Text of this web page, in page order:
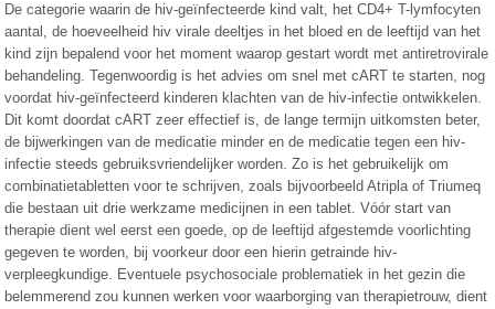
De categorie waarin de hiv-geïnfecteerde kind valt, het CD4+ T-lymfocyten
aantal, de hoeveelheid hiv virale deeltjes in het bloed en de leeftijd van het
kind zijn bepalend voor het moment waarop gestart wordt met antiretrovirale
behandeling. Tegenwoordig is het advies om snel met cART te starten, nog
voordat hiv-geïnfecteerd kinderen klachten van de hiv-infectie ontwikkelen.
Dit komt doordat cART zeer effectief is, de lange termijn uitkomsten beter,
de bijwerkingen van de medicatie minder en de medicatie tegen een hiv-
infectie steeds gebruiksvriendelijker worden. Zo is het gebruikelijk om
combinatietabletten voor te schrijven, zoals bijvoorbeeld Atripla of Triumeq
die bestaan uit drie werkzame medicijnen in een tablet. Vóór start van
therapie dient wel eerst een goede, op de leeftijd afgestemde voorlichting
gegeven te worden, bij voorkeur door een hierin getrainde hiv-
verpleegkundige. Eventuele psychosociale problematiek in het gezin die
belemmerend zou kunnen werken voor waarborging van therapietrouw, dient